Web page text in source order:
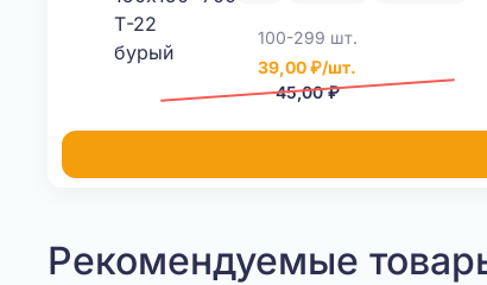
100-299 шт.
39,00 ₽/шт.
45,00 ₽
Рекомендуемые